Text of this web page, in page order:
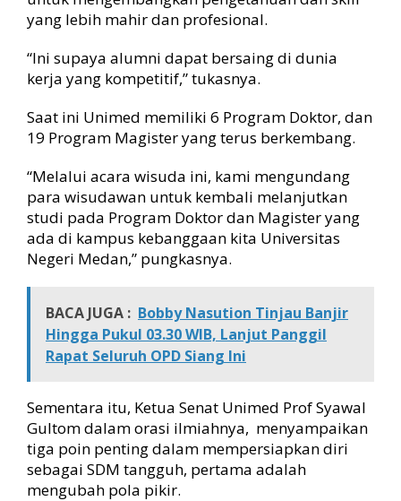
yang lebih mahir dan profesional.
“Ini supaya alumni dapat bersaing di dunia
kerja yang kompetitif,” tukasnya.
Saat ini Unimed memiliki 6 Program Doktor, dan
19 Program Magister yang terus berkembang.
“Melalui acara wisuda ini, kami mengundang
para wisudawan untuk kembali melanjutkan
studi pada Program Doktor dan Magister yang
ada di kampus kebanggaan kita Universitas
Negeri Medan,” pungkasnya.
BACA JUGA : Bobby Nasution Tinjau Banjir
Hingga Pukul 03.30 WIB, Lanjut Panggil
Rapat Seluruh OPD Siang Ini
Sementara itu, Ketua Senat Unimed Prof Syawal
Gultom dalam orasi ilmiahnya, menyampaikan
tiga poin penting dalam mempersiapkan diri
sebagai SDM tangguh, pertama adalah
mengubah pola pikir.